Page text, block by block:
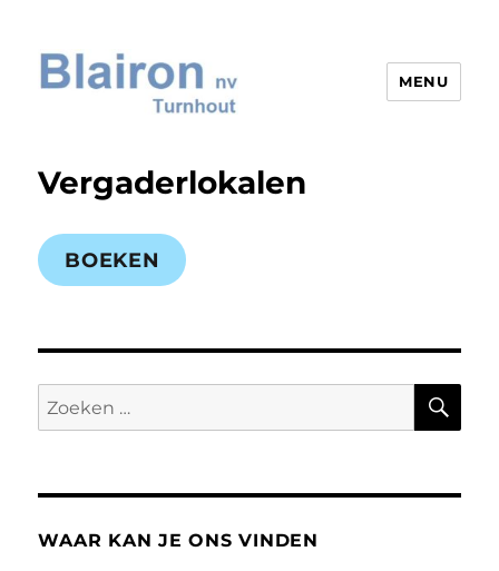
MENU
Vergaderlokalen
BOEKEN
Zoeken
naar:
WAAR KAN JE ONS VINDEN